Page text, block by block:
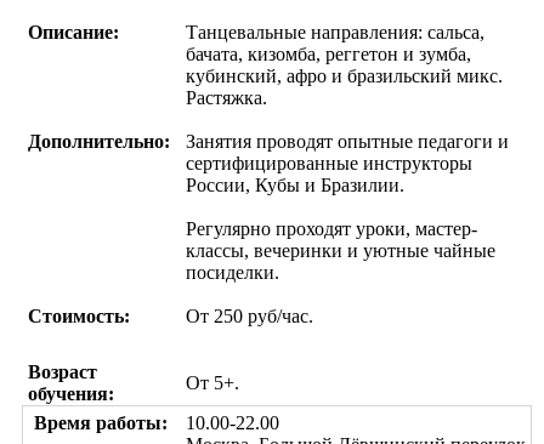
Описание:
Танцевальные направления: сальса,
бачата, кизомба, реггетон и зумба,
кубинский, афро и бразильский микс.
Растяжка.
Дополнительно:
Занятия проводят опытные педагоги и
сертифицированные инструкторы
России, Кубы и Бразилии.
Регулярно проходят уроки, мастер-
классы, вечеринки и уютные чайные
посиделки.
Стоимость: От 250 руб/час.
Возраст
обучения:
От 5+.
Время работы:
10.00-22.00